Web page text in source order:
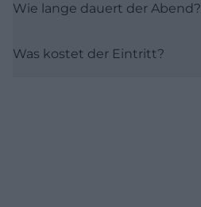
Wie lange dauert der Abend?
Was kostet der Eintritt?